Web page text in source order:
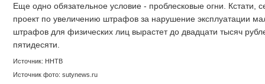
Еще одно обязательное условие - проблесковые огни. Кстати,
проект по увеличению штрафов за нарушение эксплуатации
штрафов для физических лиц вырастет до двадцати тысяч
пятидесяти.
Источник: ННТВ
Источник фото: sutynews.ru